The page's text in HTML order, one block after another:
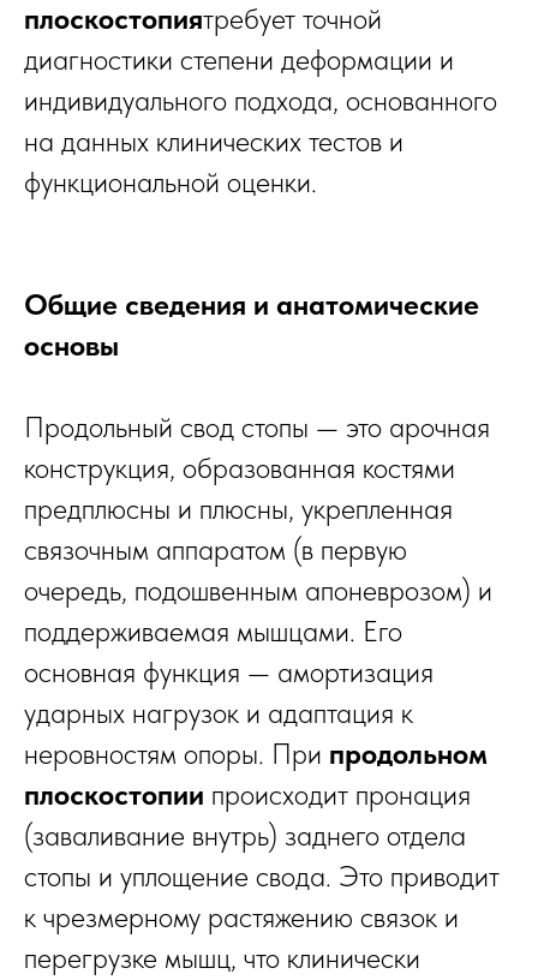
плоскостопиятребует точной
диагностики степени деформации и
индивидуального подхода, основанного
на данных клинических тестов и
функциональной оценки.
Общие сведения и анатомические
основы
Продольный свод стопы — это арочная
конструкция, образованная костями
предплюсны и плюсны, укрепленная
связочным аппаратом (в первую
очередь, подошвенным апоневрозом) и
поддерживаемая мышцами. Его
основная функция — амортизация
ударных нагрузок и адаптация к
неровностям опоры. При продольном
плоскостопии происходит пронация
(заваливание внутрь) заднего отдела
стопы и уплощение свода. Это приводит
к чрезмерному растяжению связок и
перегрузке мышц, что клинически